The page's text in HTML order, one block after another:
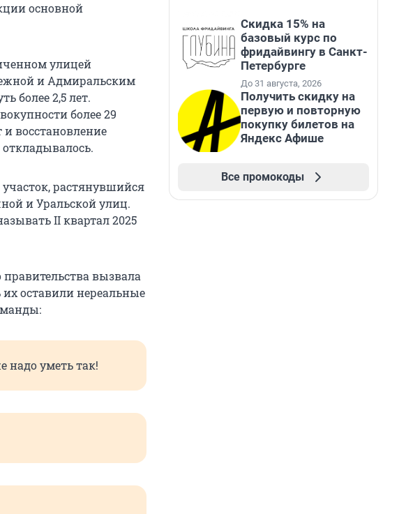
основной
улицей
и Адмиральским
более 2,5 лет.
более 29
восстановление
откладывалось.
растянувшийся
и Уральской улиц.
II квартал 2025
правительства вызвала
оставили нереальные
надо уметь так!
Скидка 15% на
базовый курс по
фридайвингу в Санкт-
Петербурге
До 31 августа, 2026
Получить скидку на
первую и повторную
покупку билетов на
Яндекс Афише
Все промокоды